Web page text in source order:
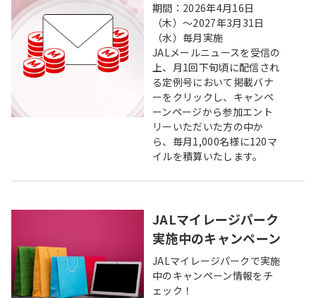
期間：2026年4月16日
（木）～2027年3月31日
（水）毎月実施
JALメールニュースを受信の
上、月1回下旬頃に配信され
る定例号において掲載バナ
ーをクリックし、キャンペ
ーンページから参加エント
リーいただいた方の中か
ら、毎月1,000名様に120マ
イルを積算いたします。
JALマイレージパーク
実施中のキャンペーン
JALマイレージパークで実施
中のキャンペーン情報をチ
ェック！